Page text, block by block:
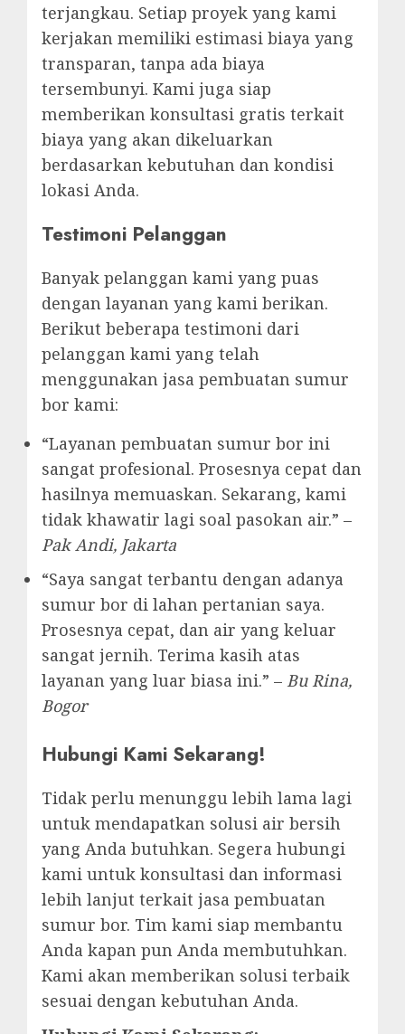
terjangkau. Setiap proyek yang kami
kerjakan memiliki estimasi biaya yang
transparan, tanpa ada biaya
tersembunyi. Kami juga siap
memberikan konsultasi gratis terkait
biaya yang akan dikeluarkan
berdasarkan kebutuhan dan kondisi
lokasi Anda.
Testimoni Pelanggan
Banyak pelanggan kami yang puas
dengan layanan yang kami berikan.
Berikut beberapa testimoni dari
pelanggan kami yang telah
menggunakan jasa pembuatan sumur
bor kami:
“Layanan pembuatan sumur bor ini
sangat profesional. Prosesnya cepat dan
hasilnya memuaskan. Sekarang, kami
tidak khawatir lagi soal pasokan air.” –
Pak Andi, Jakarta
“Saya sangat terbantu dengan adanya
sumur bor di lahan pertanian saya.
Prosesnya cepat, dan air yang keluar
sangat jernih. Terima kasih atas
layanan yang luar biasa ini.” – Bu Rina,
Bogor
Hubungi Kami Sekarang!
Tidak perlu menunggu lebih lama lagi
untuk mendapatkan solusi air bersih
yang Anda butuhkan. Segera hubungi
kami untuk konsultasi dan informasi
lebih lanjut terkait jasa pembuatan
sumur bor. Tim kami siap membantu
Anda kapan pun Anda membutuhkan.
Kami akan memberikan solusi terbaik
sesuai dengan kebutuhan Anda.